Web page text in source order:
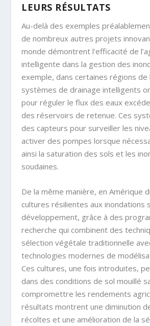
LEURS RÉSULTATS
Au-delà des exemples
de nombreux autres projets
monde démontrent l’efficacité de
intelligente dans la gestion des
exemple, dans certaines régions de
systèmes de drainage intelligents
pour réguler le flux des eaux
des réservoirs de retenue. Ces
des capteurs pour surveiller les
activer des pompes lorsque
ainsi la saturation des sols et les
soudaines.
De la même manière, en Amérique
cultures résilientes aux inondations
développement, grâce à des
recherche qui combinent des
sélection végétale traditionnelle
technologies modernes de
Ces cultures, une fois introduites,
dans des conditions de sol mouillé
compromettre les rendements
résultats montrent une diminution
récoltes et une amélioration de la